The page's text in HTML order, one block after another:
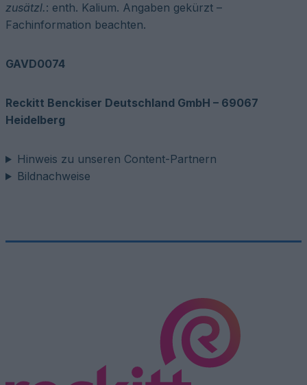
zusätzl.: enth. Kalium. Angaben gekürzt –
Fachinformation beachten.
GAVD0074
Reckitt Benckiser Deutschland GmbH – 69067
Heidelberg
Hinweis zu unseren Content-Partnern
Bildnachweise